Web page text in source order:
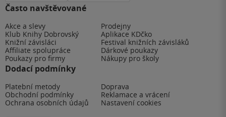
Často navštěvované
Akce a slevy
Prodejny
Klub Knihy Dobrovský
Aplikace KDčko
Knižní závisláci
Festival knižních závisláků
Affiliate spolupráce
Dárkové poukazy
Poukazy pro firmy
Nákupy pro školy
Dodací podmínky
Platební metody
Doprava
Obchodní podmínky
Reklamace a vrácení
Ochrana osobních údajů
Nastavení cookies